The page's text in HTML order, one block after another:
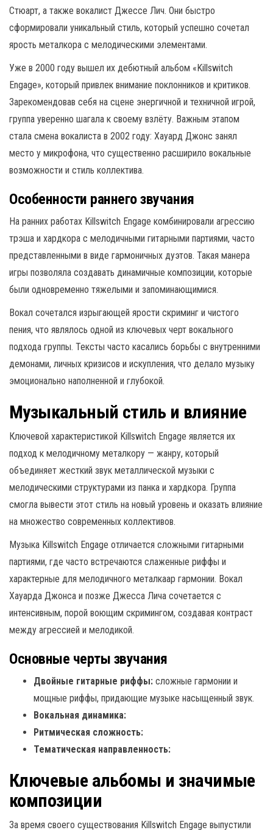
Стюарт, а также вокалист Джессе Лич. Они быстро
сформировали уникальный стиль, который успешно сочетал
ярость металкора с мелодическими элементами.
Уже в 2000 году вышел их дебютный альбом «Killswitch
Engage», который привлек внимание поклонников и критиков.
Зарекомендовав себя на сцене энергичной и техничной игрой,
группа уверенно шагала к своему взлёту. Важным этапом
стала смена вокалиста в 2002 году: Хауард Джонс занял
место у микрофона, что существенно расширило вокальные
возможности и стиль коллектива.
Особенности раннего звучания
На ранних работах Killswitch Engage комбинировали агрессию
трэша и хардкора с мелодичными гитарными партиями, часто
представленными в виде гармоничных дуэтов. Такая манера
игры позволяла создавать динамичные композиции, которые
были одновременно тяжелыми и запоминающимися.
Вокал сочетался изрыгающей ярости скриминг и чистого
пения, что являлось одной из ключевых черт вокального
подхода группы. Тексты часто касались борьбы с внутренними
демонами, личных кризисов и искупления, что делало музыку
эмоционально наполненной и глубокой.
Музыкальный стиль и влияние
Ключевой характеристикой Killswitch Engage является их
подход к мелодичному металкору — жанру, который
объединяет жесткий звук металлической музыки с
мелодическими структурами из панка и хардкора. Группа
смогла вывести этот стиль на новый уровень и оказать влияние
на множество современных коллективов.
Музыка Killswitch Engage отличается сложными гитарными
партиями, где часто встречаются слаженные риффы и
характерные для мелодичного металкаар гармонии. Вокал
Хауарда Джонса и позже Джесса Лича сочетается с
интенсивным, порой воющим скримингом, создавая контраст
между агрессией и мелодикой.
Основные черты звучания
Двойные гитарные риффы: сложные гармонии и
мощные риффы, придающие музыке насыщенный звук.
Вокальная динамика:
Ритмическая сложность:
Тематическая направленность:
Ключевые альбомы и значимые
композиции
За время своего существования Killswitch Engage выпустили